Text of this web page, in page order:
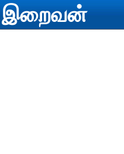
இறைவன்